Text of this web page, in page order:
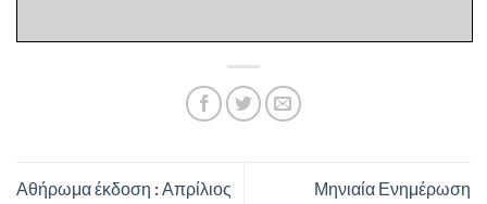
Αθήρωμα έκδοση : Απρίλιος
Μηνιαία Ενημέρωση